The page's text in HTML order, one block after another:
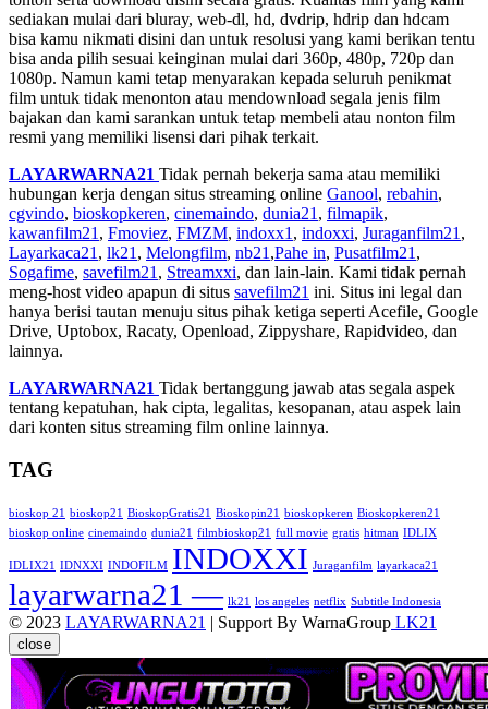
sediakan mulai dari bluray, web-dl, hd, dvdrip, hdrip dan hdcam
bisa kamu nikmati disini dan untuk resolusi yang kami berikan tentu
bisa anda pilih sesuai keinginan mulai dari 360p, 480p, 720p dan
1080p. Namun kami tetap menyarakan kepada seluruh penikmat
film untuk tidak menonton atau mendownload segala jenis film
bajakan dan kami sarankan untuk tetap membeli atau nonton film
resmi yang memiliki lisensi dari pihak terkait.
LAYARWARNA21 Tidak pernah bekerja sama atau memiliki
hubungan kerja dengan situs streaming online Ganool, rebahin,
cgvindo, bioskopkeren, cinemaindo, dunia21 , filmapik,
kawanfilm21 , Fmoviez, FMZM, indoxx1 , indoxxi, Juraganfilm21 ,
Layarkaca21 , lk21 , Melongfilm, nb21 ,Pahe in, Pusatfilm21 ,
Sogafime, savefilm21 , Streamxxi, dan lain-lain. Kami tidak pernah
meng-host video apapun di situs savefilm21 ini. Situs ini legal dan
hanya berisi tautan menuju situs pihak ketiga seperti Acefile, Google
Drive, Uptobox, Racaty, Openload, Zippyshare, Rapidvideo, dan
lainnya.
LAYARWARNA21 Tidak bertanggung jawab atas segala aspek
tentang kepatuhan, hak cipta, legalitas, kesopanan, atau aspek lain
dari konten situs streaming film online lainnya.
TAG
bioskop 21 bioskop21 BioskopGratis21 Bioskopin21 bioskopkeren Bioskopkeren21
bioskop online cinemaindo dunia21 filmbioskop21 full movie gratis hitman IDLIX
IDLIX21 IDNXXI INDOFILM INDOXXI Juraganfilm layarkaca21
layarwarna21 — lk21 los angeles netflix Subtitle Indonesia
© 2023 LAYARWARNA21 | Support By WarnaGroup LK21
close